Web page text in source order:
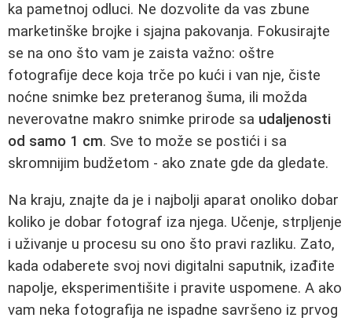
ka pametnoj odluci. Ne dozvolite da vas zbune
marketinške brojke i sjajna pakovanja. Fokusirajte
se na ono što vam je zaista važno: oštre
fotografije dece koja trče po kući i van nje, čiste
noćne snimke bez preteranog šuma, ili možda
neverovatne makro snimke prirode sa udaljenosti
od samo 1 cm. Sve to može se postići i sa
skromnijim budžetom - ako znate gde da gledate.
Na kraju, znajte da je i najbolji aparat onoliko dobar
koliko je dobar fotograf iza njega. Učenje, strpljenje
i uživanje u procesu su ono što pravi razliku. Zato,
kada odaberete svoj novi digitalni saputnik, izađite
napolje, eksperimentišite i pravite uspomene. A ako
vam neka fotografija ne ispadne savršeno iz prvog